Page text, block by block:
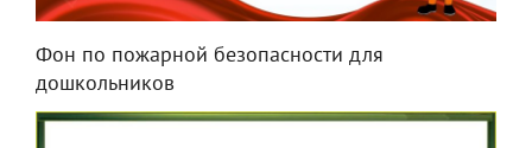
Фон по пожарной безопасности для
дошкольников